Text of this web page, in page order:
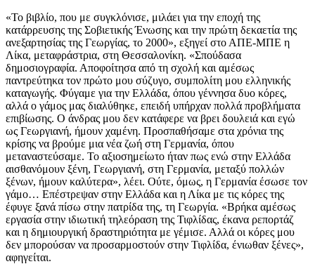
«Το βιβλίο, που με συγκλόνισε, μιλάει για την εποχή της
κατάρρευσης της Σοβιετικής Ένωσης και την πρώτη δεκαετία της
ανεξαρτησίας της Γεωργίας, το 2000», εξηγεί στο ΑΠΕ-ΜΠΕ η
Λίκα, μεταφράστρια, στη Θεσσαλονίκη. «Σπούδασα
δημοσιογραφία. Αποφοίτησα από τη σχολή και αμέσως
παντρεύτηκα τον πρώτο μου σύζυγο, συμπολίτη μου ελληνικής
καταγωγής. Φύγαμε για την Ελλάδα, όπου γέννησα δυο κόρες,
αλλά ο γάμος μας διαλύθηκε, επειδή υπήρχαν πολλά προβλήματα
επιβίωσης. Ο άνδρας μου δεν κατάφερε να βρει δουλειά και εγώ
ως Γεωργιανή, ήμουν χαμένη. Προσπαθήσαμε στα χρόνια της
κρίσης να βρούμε μια νέα ζωή στη Γερμανία, όπου
μεταναστεύσαμε. Το αξιοσημείωτο ήταν πως ενώ στην Ελλάδα
αισθανόμουν ξένη, Γεωργιανή, στη Γερμανία, μεταξύ πολλών
ξένων, ήμουν καλύτερα», λέει. Ούτε, όμως, η Γερμανία έσωσε τον
γάμο… Επέστρεψαν στην Ελλάδα και η Λίκα με τις κόρες της
έφυγε ξανά πίσω στην πατρίδα της, τη Γεωργία. «Βρήκα αμέσως
εργασία στην ιδιωτική τηλεόραση της Τιφλίδας, έκανα ρεπορτάζ
και η δημιουργική δραστηριότητα με γέμισε. Αλλά οι κόρες μου
δεν μπορούσαν να προσαρμοστούν στην Τιφλίδα, ένιωθαν ξένες»,
αφηγείται.